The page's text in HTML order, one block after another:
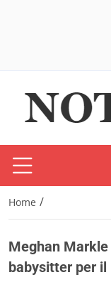
Home /
Meghan
babysitter per il